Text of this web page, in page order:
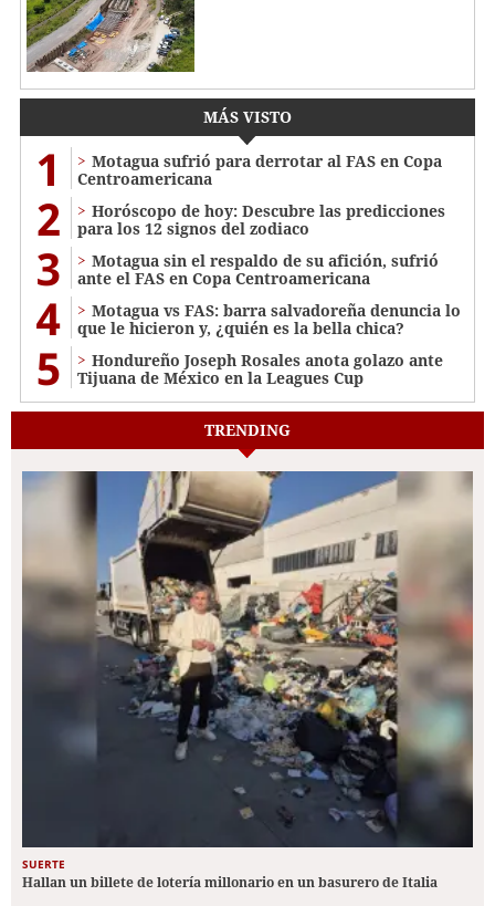
MÁS VISTO
1
Motagua sufrió para derrotar al FAS en Copa
Centroamericana
2
Horóscopo de hoy: Descubre las predicciones
para los 12 signos del zodiaco
3
Motagua sin el respaldo de su afición, sufrió
ante el FAS en Copa Centroamericana
4
Motagua vs FAS: barra salvadoreña denuncia lo
que le hicieron y, ¿quién es la bella chica?
5
Hondureño Joseph Rosales anota golazo ante
Tijuana de México en la Leagues Cup
TRENDING
SUERTE
Hallan un billete de lotería millonario en un basurero de Italia